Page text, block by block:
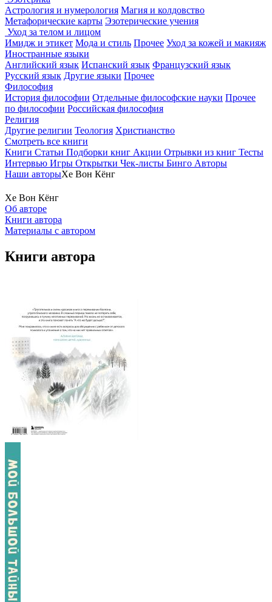
Астрология и нумерология Магия и колдовство
Метафорические карты Эзотерические учения
Уход за телом и лицом
Имидж и этикет Мода и стиль Прочее Уход за кожей и макияж
Иностранные языки
Английский язык Испанский язык Французский язык
Русский язык Другие языки Прочее
Философия
История философии Отдельные философские науки Прочее
по философии Российская философия
Религия
Другие религии Теология Христианство
Смотреть все книги
Книги Статьи Подборки книг Акции Отрывки из книг Тесты
Интервью Игры Открытки Чек-листы Бинго Авторы
Наши авторыХе Вон Кёнг
Хе Вон Кёнг
Об авторе
Книги автора
Материалы с автором
Книги автора